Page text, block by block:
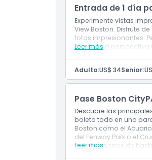
Horario de Apertura
Cosas a Saber
Ubicación
Cómo Llegar
Cómo Canjear
Entrada de 1 día
Experimente vistas
View Boston. Disfrute
fotos impresionantes.
ofrece una perspectiva
Leer más
Adulto:US$ 34Senior:
Pase Boston
Descubre las
boleto todo en uno
Boston como el
del Fenway Park o el
móvil y ahorros de
Leer más